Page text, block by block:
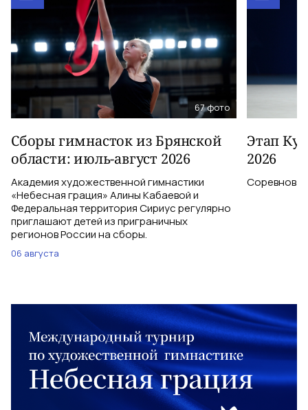
67фото
Сборы гимнасток из Брянской
области: июль-август 2026
Академия художественной гимнастики
«Небесная грация» Алины Кабаевой и
Федеральная территория Сириус регулярно
приглашают детей из приграничных
регионов России на сборы.
06 августа
Этап
2026